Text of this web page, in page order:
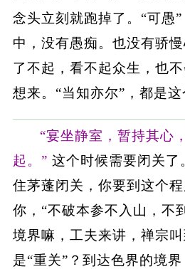
念头立刻就跑掉了。“可愚
中，没有愚痴。也没有骄
了不起，看不起众生，也
想来。“当知亦尔”，都是这
“宴坐静室，暂持其心
起。” 这个时候需要闭关
住茅蓬闭关，你要到这个
你，“不破本参不入山，不
境界嘛，工夫来讲，禅宗
是“重关”？到达色界的境界